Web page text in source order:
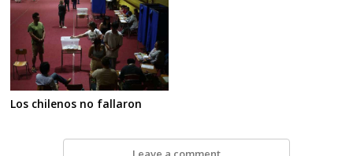
Los chilenos no fallaron